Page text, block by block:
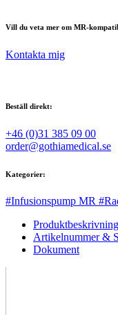
Vill du veta mer om MR-
Kontakta mig
Beställ direkt:
+46 (0)31 385 09 00
order@gothiamedical.se
Kategorier:
#Infusionspump MR
Produktbeskrivning
Artikelnummer &
Dokument